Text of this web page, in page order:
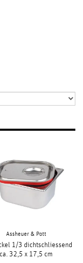
Assheuer & Pott
1/3 dichtschliessend
ca. 32,5 x 17,5 cm